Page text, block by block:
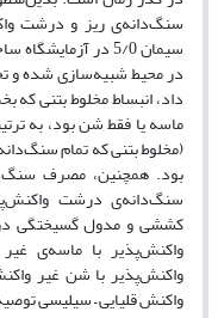
سنگ‌دانه‌ی ریز و درشت
در محیط شبیه‌سازی شده و
داد، انبساط مخلوط بتنی
(مخلوط بتنی که تمام
بود. همچنین، مصرف
سنگ‌دانه‌ی درشت
کششی و مدول گسیختگی در
واکنش‌پذیر با ماسه‌ی
واکنش‌پذیر با شن غیر
واکنش قلیایی – سیلیسی